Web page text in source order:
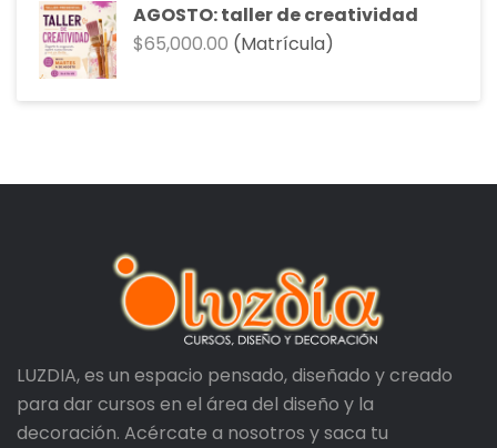
AGOSTO: taller de creatividad
$65,000.00 (Matrícula)
LUZDIA, es un espacio pensado, diseñado y creado
para dar cursos en el área del diseño y la
decoración. Acércate a nosotros y saca tu